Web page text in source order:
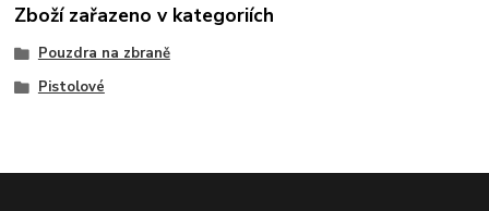
Zboží zařazeno v kategoriích
Pouzdra na zbraně
Pistolové